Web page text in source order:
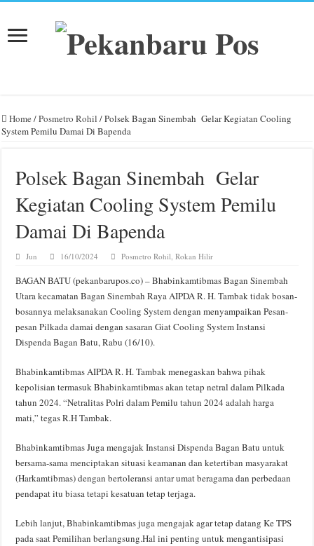
Home /Posmetro Rohil /Polsek Bagan Sinembah Gelar Kegiatan Cooling
System Pemilu Damai Di Bapenda
Polsek Bagan Sinembah Gelar
Kegiatan Cooling System Pemilu
Damai Di Bapenda
Jun 16/10/2024 Posmetro Rohil ,Rokan Hilir
BAGAN BATU (pekanbarupos.co) – Bhabinkamtibmas Bagan Sinembah
Utara kecamatan Bagan Sinembah Raya AIPDA R. H. Tambak tidak bosan-
bosannya melaksanakan Cooling System dengan menyampaikan Pesan-
pesan Pilkada damai dengan sasaran Giat Cooling System Instansi
Dispenda Bagan Batu, Rabu (16/10).
Bhabinkamtibmas AIPDA R. H. Tambak menegaskan bahwa pihak
kepolisian termasuk Bhabinkamtibmas akan tetap netral dalam Pilkada
tahun 2024. “Netralitas Polri dalam Pemilu tahun 2024 adalah harga
mati,” tegas R.H Tambak.
Bhabinkamtibmas Juga mengajak Instansi Dispenda Bagan Batu untuk
bersama-sama menciptakan situasi keamanan dan ketertiban masyarakat
(Harkamtibmas) dengan bertoleransi antar umat beragama dan perbedaan
pendapat itu biasa tetapi kesatuan tetap terjaga.
Lebih lanjut, Bhabinkamtibmas juga mengajak agar tetap datang Ke TPS
pada saat Pemilihan berlangsung.Hal ini penting untuk mengantisipasi